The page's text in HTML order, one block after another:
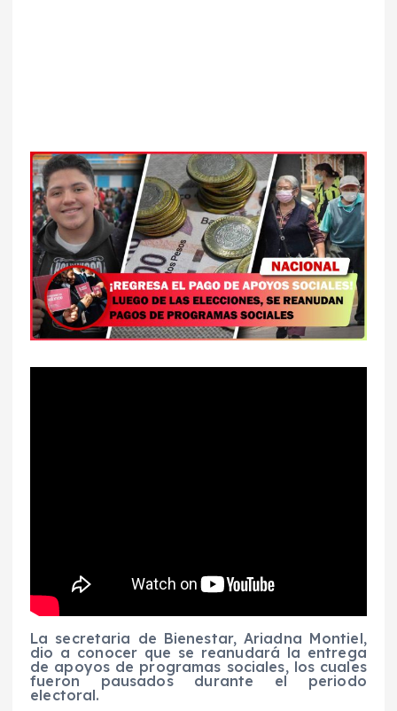
La secretaria de Bienestar, Ariadna Montiel,
dio a conocer que se reanudará la entrega
de apoyos de programas sociales, los cuales
fueron pausados durante el periodo
electoral.